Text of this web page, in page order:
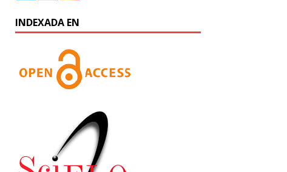
INDEXADA EN